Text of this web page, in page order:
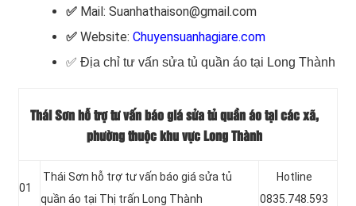
✅ Mail: Suanhathaison@gmail.com
✅ Website: Chuyensuanhagiare.com
✅ Địa chỉ tư vấn sửa tủ quần áo tại Long Thành
Thái Sơn hỗ trợ tư vấn báo giá sửa tủ quần áo tại các xã,
phường thuộc khu vực Long Thành
01
Thái Sơn hỗ trợ tư vấn báo giá sửa tủ
quần áo tại Thị trấn Long Thành
Hotline
0835.748.593